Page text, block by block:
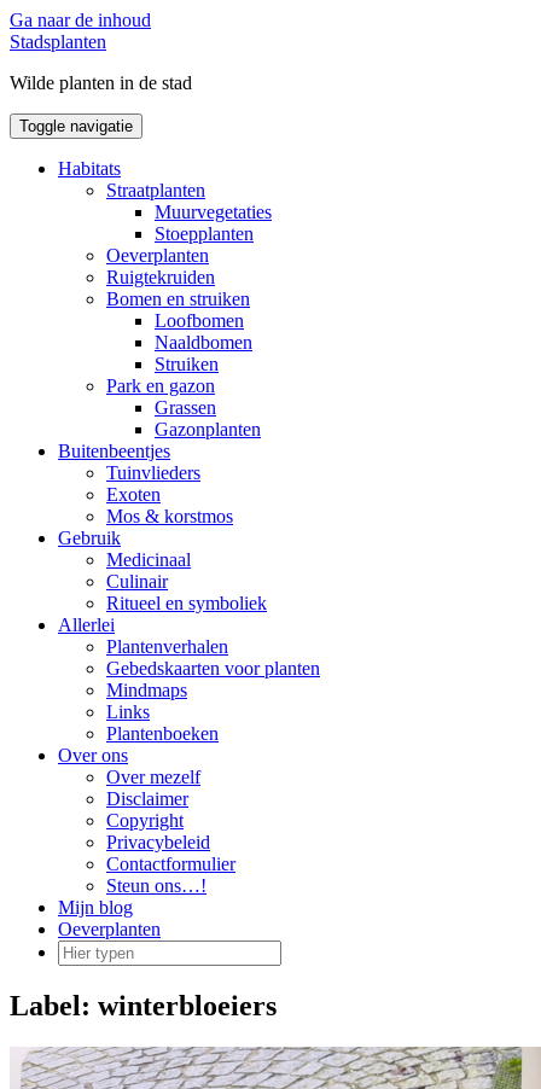
Ga naar de inhoud
Stadsplanten
Wilde planten in de stad
Toggle navigatie
Habitats
Straatplanten
Muurvegetaties
Stoepplanten
Oeverplanten
Ruigtekruiden
Bomen en struiken
Loofbomen
Naaldbomen
Struiken
Park en gazon
Grassen
Gazonplanten
Buitenbeentjes
Tuinvlieders
Exoten
Mos & korstmos
Gebruik
Medicinaal
Culinair
Ritueel en symboliek
Allerlei
Plantenverhalen
Gebedskaarten voor planten
Mindmaps
Links
Plantenboeken
Over ons
Over mezelf
Disclaimer
Copyright
Privacybeleid
Contactformulier
Steun ons…!
Mijn blog
Oeverplanten
Label: winterbloeiers